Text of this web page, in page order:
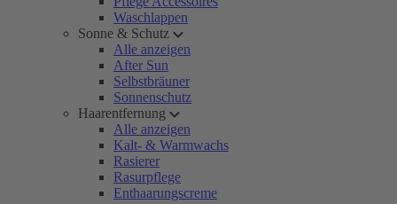
Waschlappen
Sonne & Schutz
Alle anzeigen
After Sun
Selbstbräuner
Sonnenschutz
Haarentfernung
Alle anzeigen
Kalt- & Warmwachs
Rasierer
Rasurpflege
Enthaarungscreme